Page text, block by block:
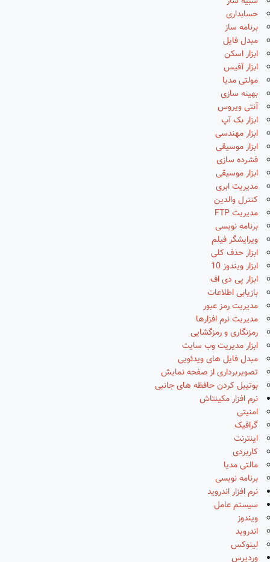
حسابداری
برنامه ساز
مبدل فایل
ابزار اسکن
ابزار آفیس
مولتی مدیا
بهینه سازی
آنتی ویروس
ابزار بک آپ
ابزار مهندسی
ابزار موسیقی
فشرده سازی
ابزار موسیقی
مدیریت ابری
کنترل والدین
مدیریت FTP
برنامه نویسی
ویرایشگر فیلم
ابزار حذف کلی
ابزار ویندوز 10
ابزار پی دی اف
بازیابی اطلاعات
مدیریت رمز عبور
مدیریت نرم افزارها
رمزنگاری و رمزگشایی
ابزار مدیریت وب سایت
مبدل فایل های ویدئویی
تصویربرداری از صفحه نمایش
بوتیبل کردن حافظه های جانبی
نرم افزار مکینتاش
امنیتی
گرافیک
اینترنت
کاربردی
مالتی مدیا
برنامه نویسی
نرم افزار اندروید
سیستم عامل
ویندوز
اندروید
لینوکس
وردپرس